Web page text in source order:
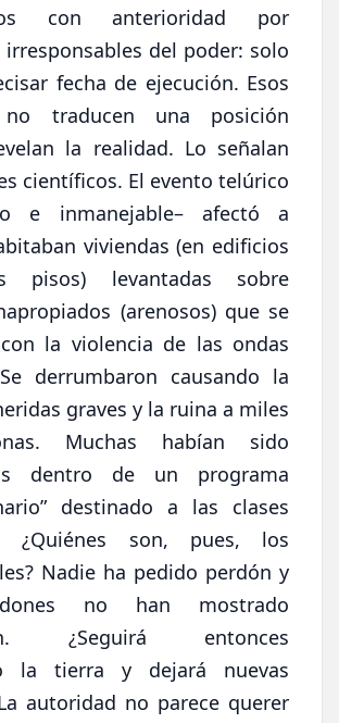
con anterioridad por
irresponsables del poder: solo
fecha de ejecución. Esos
traducen una posición
la realidad. Lo señalan
científicos. El evento telúrico
e inmanejable– afectó a
viviendas (en edificios
pisos) levantadas sobre
(arenosos) que se
la violencia de las ondas
derrumbaron causando la
graves y la ruina a miles
Muchas habían sido
dentro de un programa
destinado a las clases
¿Quiénes son, pues, los
Nadie ha pedido perdón y
no han mostrado
¿Seguirá entonces
la tierra y dejará nuevas
autoridad no parece querer